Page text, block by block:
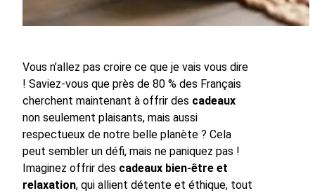
Vous n’allez pas croire ce que je vais vous dire
! Saviez-vous que près de 80 % des Français
cherchent maintenant à offrir des cadeaux
non seulement plaisants, mais aussi
respectueux de notre belle planète ? Cela
peut sembler un défi, mais ne paniquez pas !
Imaginez offrir des cadeaux bien-être et
relaxation, qui allient détente et éthique, tout